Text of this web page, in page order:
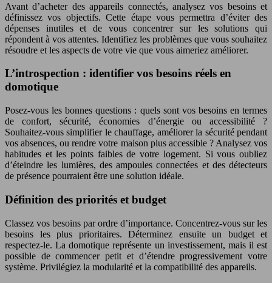
Avant d’acheter des appareils connectés, analysez vos besoins et
définissez vos objectifs. Cette étape vous permettra d’éviter des
dépenses inutiles et de vous concentrer sur les solutions qui
répondent à vos attentes. Identifiez les problèmes que vous souhaitez
résoudre et les aspects de votre vie que vous aimeriez améliorer.
L’introspection : identifier vos besoins réels en
domotique
Posez-vous les bonnes questions : quels sont vos besoins en termes
de confort, sécurité, économies d’énergie ou accessibilité ?
Souhaitez-vous simplifier le chauffage, améliorer la sécurité pendant
vos absences, ou rendre votre maison plus accessible ? Analysez vos
habitudes et les points faibles de votre logement. Si vous oubliez
d’éteindre les lumières, des ampoules connectées et des détecteurs
de présence pourraient être une solution idéale.
Définition des priorités et budget
Classez vos besoins par ordre d’importance. Concentrez-vous sur les
besoins les plus prioritaires. Déterminez ensuite un budget et
respectez-le. La domotique représente un investissement, mais il est
possible de commencer petit et d’étendre progressivement votre
système. Privilégiez la modularité et la compatibilité des appareils.